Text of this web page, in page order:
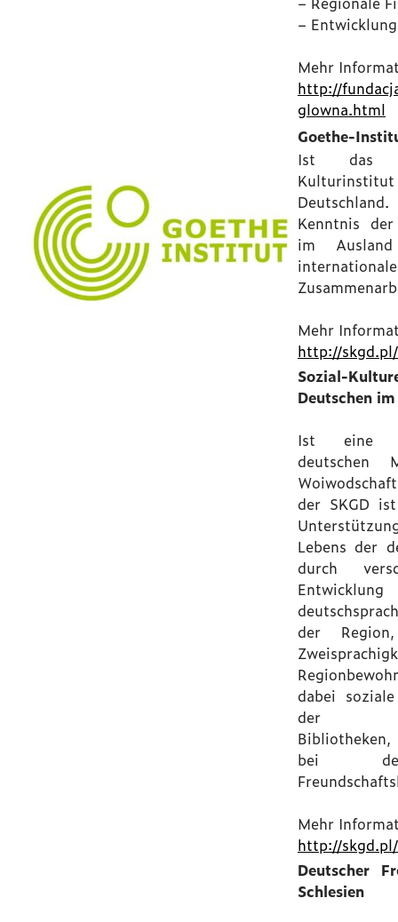
–
Mehr
http://
glowna.html
Goethe-
Ist das
Kulturinstitut
Kenntnis
im
Mehr
http://
Sozial-
Deutschen
Ist eine
deutschen
der SKGD
Lebens der
durch
der
dabei
der
Bibliotheken,
bei
Mehr
http://
Deutscher
Schlesien